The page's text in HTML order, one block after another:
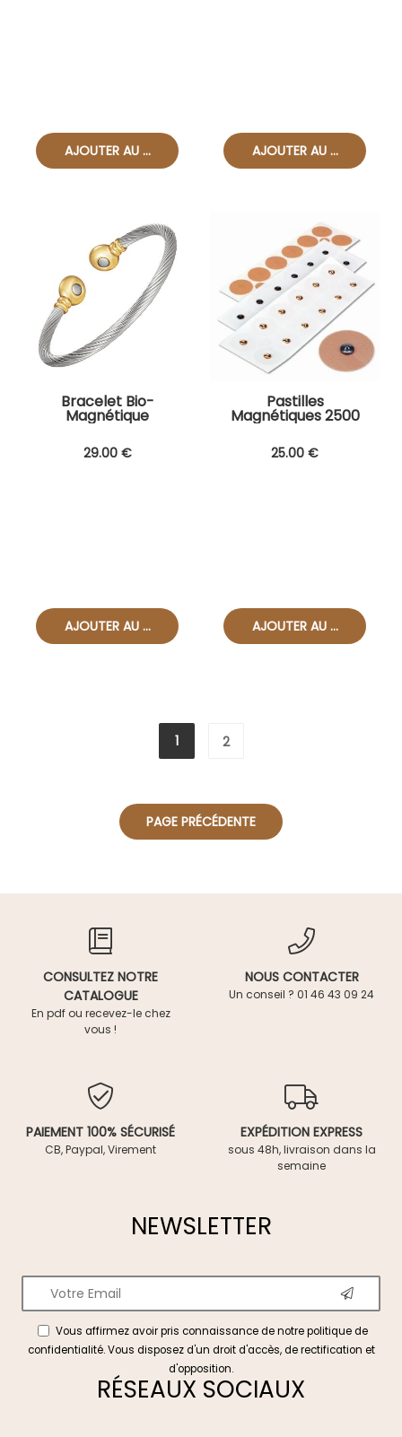
Bracelet Bio-
Magnétique
29.00 €
Pastilles
Magnétiques 2500
Gauss
25.00 €
1 2
CONSULTEZ NOTRE
CATALOGUE
En pdf ou recevez-le chez
vous !
NOUS CONTACTER
Un conseil ? 01 46 43 09 24
PAIEMENT 100% SÉCURISÉ
CB, Paypal, Virement
EXPÉDITION EXPRESS
sous 48h, livraison dans la
semaine
NEWSLETTER
Vous affirmez avoir pris connaissance de notrepolitique de
confidentialité. Vous disposez d'un droit d'accès, de rectification et
d'opposition.
RÉSEAUX SOCIAUX